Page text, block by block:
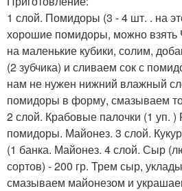
1 слой. Помидоры (3 - 4 шт. . на
хорошие помидоры, можно взять
на маленькие кубики, солим,
(2 зубчика) и сливаем сок с
нам не нужен нижний влажный
помидоры в форму, смазываем
2 слой. Крабовые палочки (1 уп.
помидоры. Майонез. 3 слой.
(1 банка. Майонез. 4 слой. Сыр
сортов) - 200 гр. Трем сыр,
смазываем майонезом и